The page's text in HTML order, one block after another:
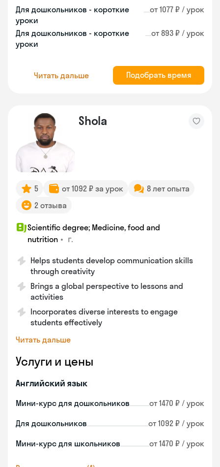
Для дошкольников - короткие
уроки
от 1077 ₽ / урок
Для дошкольников - короткие
уроки
от 893 ₽ / урок
Читать дальше Подобрать время
Shola
5 от 1092 ₽ за урок
8 лет опыта
2 отзыва
Scientific degree; Medicine, food and
nutrition • г.
Helps students develop communication skills
through creativity
Brings a global perspective to lessons and
activities
Incorporates diverse interests to engage
students effectively
Читать дальше
Услуги и цены
Английский язык
Мини-курс для дошкольников от 1470 ₽ / урок
Для дошкольников от 1092 ₽ / урок
Мини-курс для школьников от 1470 ₽ / урок